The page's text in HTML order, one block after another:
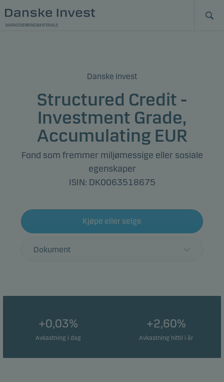
MARKEDSFØRINGSMATERIALE
Danske Invest
Structured Credit -
Investment Grade,
Accumulating EUR
Fond som fremmer miljømessige eller sosiale
egenskaper
ISIN: DK0063518675
Kjøpe eller selge
Dokument
+0,03%
Avkastning i dag
+2,60%
Avkastning hittil i år